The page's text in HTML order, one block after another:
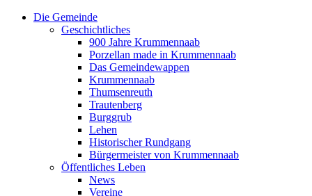
Die Gemeinde
Geschichtliches
900 Jahre Krummennaab
Porzellan made in Krummennaab
Das Gemeindewappen
Krummennaab
Thumsenreuth
Trautenberg
Burggrub
Lehen
Historischer Rundgang
Bürgermeister von Krummennaab
Öffentliches Leben
News
Vereine